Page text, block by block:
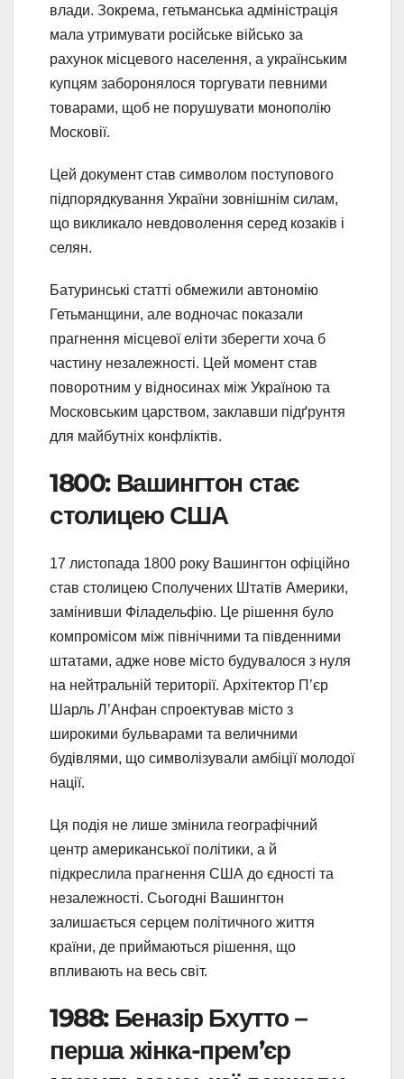
влади. Зокрема, гетьманська адміністрація
мала утримувати російське військо за
рахунок місцевого населення, а українським
купцям заборонялося торгувати певними
товарами, щоб не порушувати монополію
Московії.
Цей документ став символом поступового
підпорядкування України зовнішнім силам,
що викликало невдоволення серед козаків і
селян.
Батуринські статті обмежили автономію
Гетьманщини, але водночас показали
прагнення місцевої еліти зберегти хоча б
частину незалежності. Цей момент став
поворотним у відносинах між Україною та
Московським царством, заклавши підґрунтя
для майбутніх конфліктів.
1800: Вашингтон стає
столицею США
17 листопада 1800 року Вашингтон офіційно
став столицею Сполучених Штатів Америки,
замінивши Філадельфію. Це рішення було
компромісом між північними та південними
штатами, адже нове місто будувалося з нуля
на нейтральній території. Архітектор П’єр
Шарль Л’Анфан спроектував місто з
широкими бульварами та величними
будівлями, що символізували амбіції молодої
нації.
Ця подія не лише змінила географічний
центр американської політики, а й
підкреслила прагнення США до єдності та
незалежності. Сьогодні Вашингтон
залишається серцем політичного життя
країни, де приймаються рішення, що
впливають на весь світ.
1988: Беназір Бхутто –
перша жінка-прем’єр